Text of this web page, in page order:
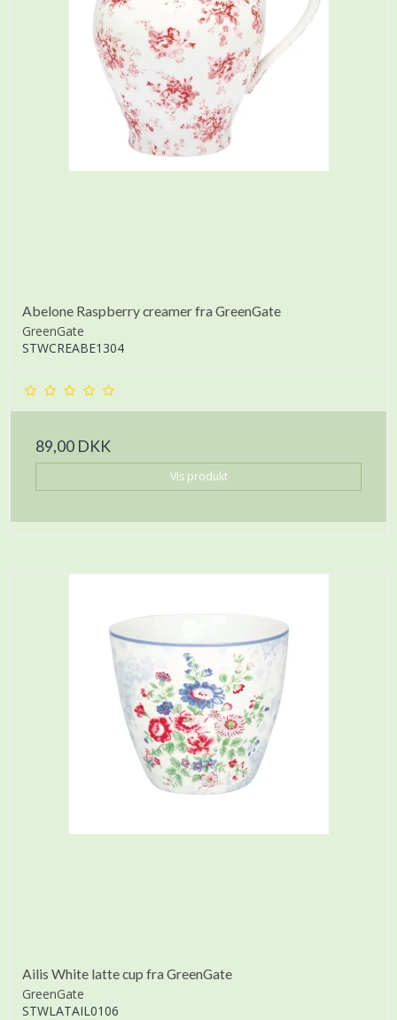
Abelone Raspberry creamer fra GreenGate
GreenGate
STWCREABE1304
89,00 DKK
Vis produkt
Ailis White latte cup fra GreenGate
GreenGate
STWLATAIL0106